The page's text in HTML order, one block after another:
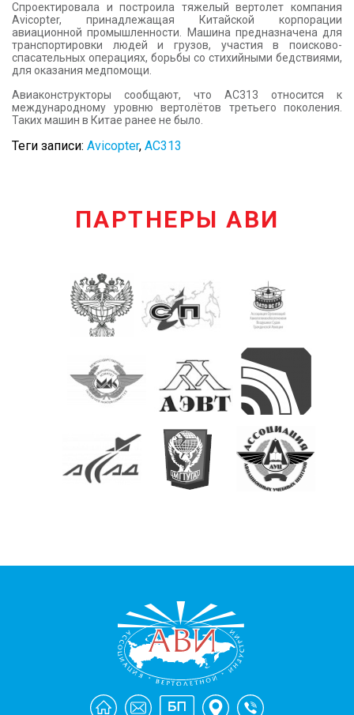
Спроектировала и построила тяжелый вертолет компания
Avicopter, принадлежащая Китайской корпорации
авиационной промышленности. Машина предназначена для
транспортировки людей и грузов, участия в поисково-
спасательных операциях, борьбы со стихийными бедствиями,
для оказания медпомощи.
Авиаконструкторы сообщают, что АС313 относится к
международному уровню вертолётов третьего поколения.
Таких машин в Китае ранее не было.
Теги записи: Avicopter, АС313
ПАРТНЕРЫ АВИ